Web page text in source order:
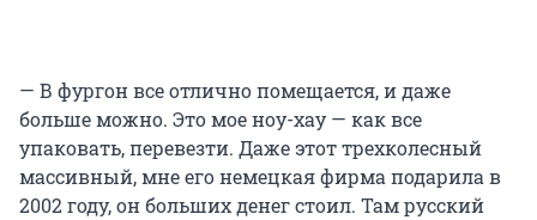
— В фургон все отлично помещается, и даже
больше можно. Это мое ноу-хау — как все
упаковать, перевезти. Даже этот трехколесный
массивный, мне его немецкая фирма подарила в
2002 году, он больших денег стоил. Там русский